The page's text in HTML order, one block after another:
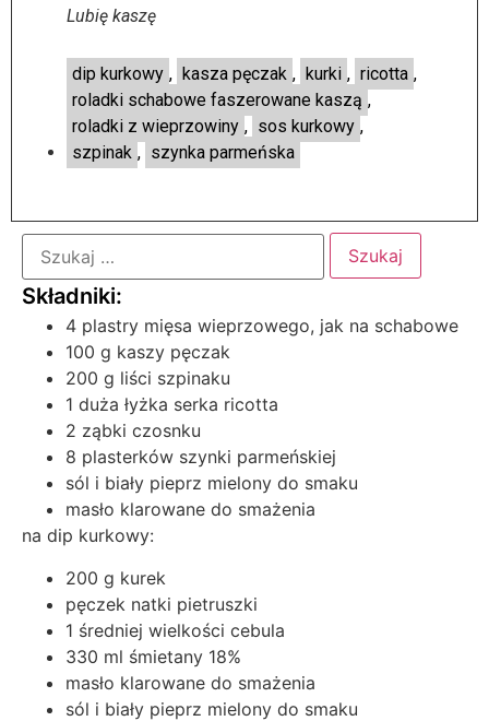
Lubię kaszę
dip kurkowy , kasza pęczak , kurki , ricotta ,
roladki schabowe faszerowane kaszą ,
roladki z wieprzowiny , sos kurkowy ,
szpinak , szynka parmeńska
4 plastry mięsa wieprzowego, jak na schabowe
100 g kaszy pęczak
200 g liści szpinaku
1 duża łyżka serka ricotta
2 ząbki czosnku
8 plasterków szynki parmeńskiej
sól i biały pieprz mielony do smaku
masło klarowane do smażenia
na dip kurkowy:
200 g kurek
pęczek natki pietruszki
1 średniej wielkości cebula
330 ml śmietany 18%
masło klarowane do smażenia
sól i biały pieprz mielony do smaku